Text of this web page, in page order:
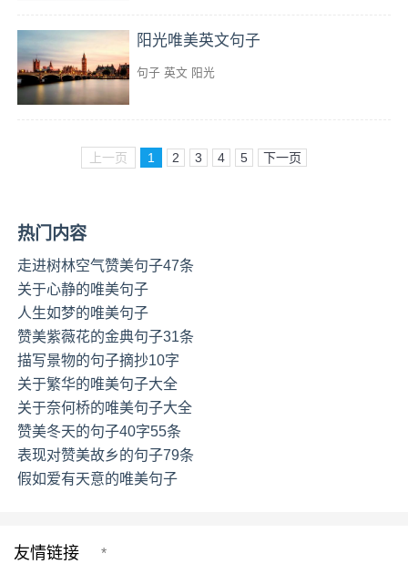
阳光唯美英文句子
句子 英文 阳光
上一页 1 2 3 4 5 下一页
热门内容
走进树林空气赞美句子47条
关于心静的唯美句子
人生如梦的唯美句子
赞美紫薇花的金典句子31条
描写景物的句子摘抄10字
关于繁华的唯美句子大全
关于奈何桥的唯美句子大全
赞美冬天的句子40字55条
表现对赞美故乡的句子79条
假如爱有天意的唯美句子
友情链接 *